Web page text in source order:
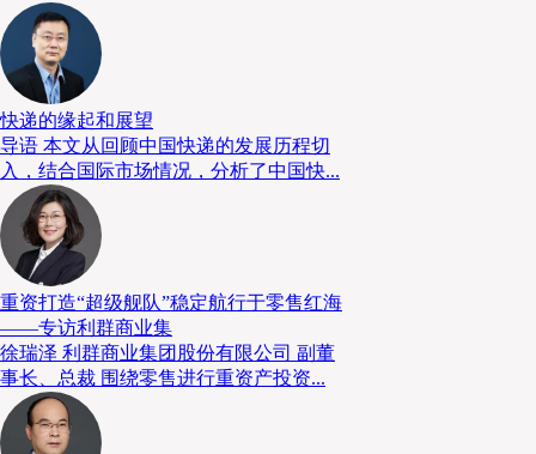
快递的缘起和展望
导语 本文从回顾中国快递的发展历程切
入，结合国际市场情况，分析了中国快...
重资打造“超级舰队”稳定航行于零售红海
——专访利群商业集
徐瑞泽 利群商业集团股份有限公司 副董
事长、总裁 围绕零售进行重资产投资...